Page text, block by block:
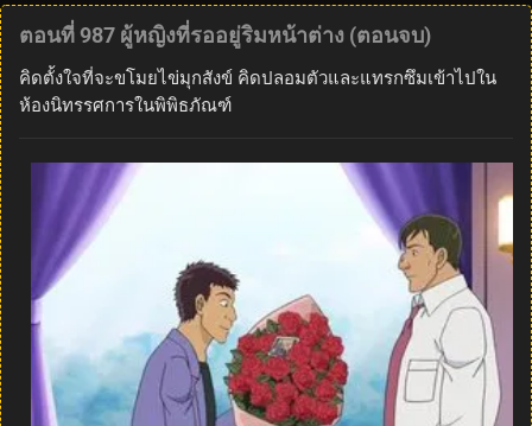
ตอนที่ 987 ผู้หญิงที่รออยู่ริมหน้าต่าง (ตอนจบ)
คิดตั้งใจที่จะขโมยไข่มุกสังข์ คิดปลอมตัวและแทรกซึมเข้าไปใน
ห้องนิทรรศการในพิพิธภัณฑ์